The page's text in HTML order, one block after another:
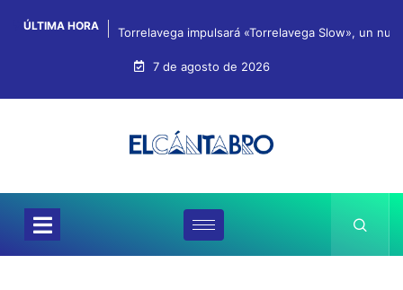
ÚLTIMA HORA Torrelavega impulsará «Torrelavega Slow», un
7 de agosto de 2026